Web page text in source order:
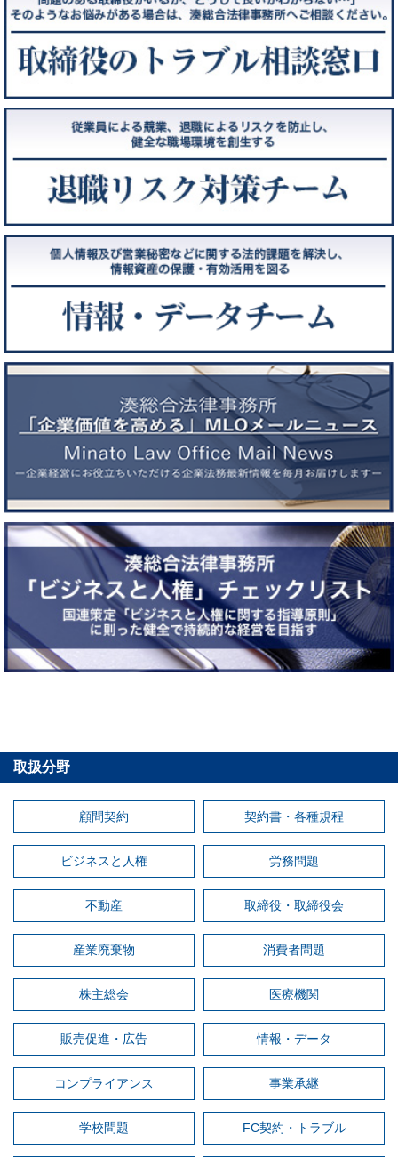
取扱分野
顧問契約 契約書・各種規程
ビジネスと人権 労務問題
不動産 取締役・取締役会
産業廃棄物 消費者問題
株主総会 医療機関
販売促進・広告 情報・データ
コンプライアンス 事業承継
学校問題 FC契約・トラブル